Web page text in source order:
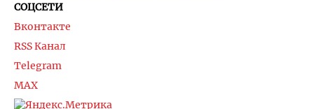
СОЦСЕТИ
Вконтакте
RSS Канал
Telegram
MAX